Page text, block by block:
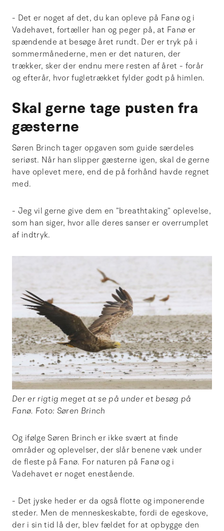
- Det er noget af det, du kan opleve på Fanø og i
Vadehavet, fortæller han og peger på, at Fanø er
spændende at besøge året rundt. Der er tryk på i
sommermånederne, men er det naturen, der
trækker, sker der endnu mere resten af året - forår
og efterår, hvor fugletrækket fylder godt på himlen.
Skal gerne tage pusten fra
gæsterne
Søren Brinch tager opgaven som guide særdeles
seriøst. Når han slipper gæsterne igen, skal de gerne
have oplevet mere, end de på forhånd havde regnet
med.
- Jeg vil gerne give dem en ”breathtaking” oplevelse,
som han siger, hvor alle deres sanser er overrumplet
af indtryk.
Der er rigtig meget at se på under et besøg på
Fanø. Foto: Søren Brinch
Og ifølge Søren Brinch er ikke svært at finde
områder og oplevelser, der slår benene væk under
de fleste på Fanø. For naturen på Fanø og i
Vadehavet er noget enestående.
- Det jyske heder er da også flotte og imponerende
steder. Men de menneskeskabte, fordi de egeskove,
der i sin tid lå der, blev fældet for at opbygge den